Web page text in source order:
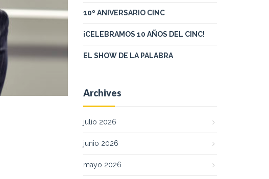
10º ANIVERSARIO CINC
¡CELEBRAMOS 10 AÑOS DEL CINC!
EL SHOW DE LA PALABRA
Archives
julio 2026
junio 2026
mayo 2026